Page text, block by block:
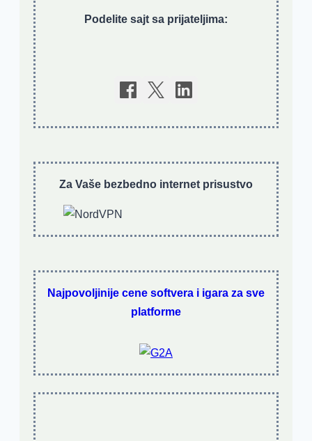
Podelite sajt sa prijateljima:
Za Vaše bezbedno internet prisustvo
Najpovoljinije cene softvera i igara za sve
platforme